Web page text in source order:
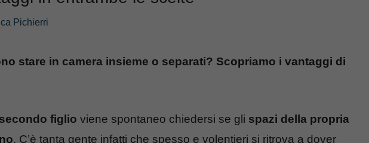
Pichierri
stare in camera insieme o separati? Scopriamo i vantaggi di
figlio viene spontaneo chiedersi se gli spazi della propria
. C’è tanta gente infatti che spesso e volentieri si ritrova a dover